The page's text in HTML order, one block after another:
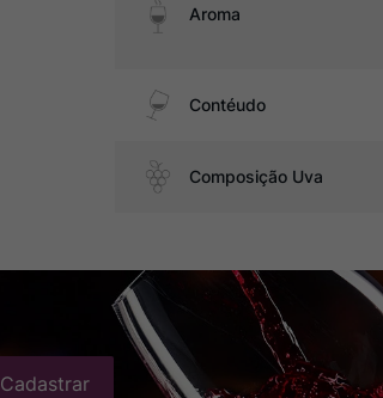
Aroma
Contéudo
Composição Uva
Cadastrar